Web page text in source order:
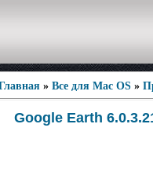
» Все для Mac OS »
Google Earth